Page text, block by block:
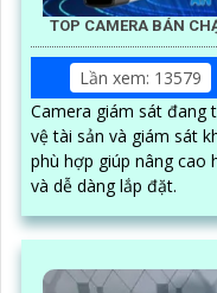
TOP CAMERA BÁN
Lần xem: 13579
Camera giám sát đang
vệ tài sản và giám sát không gian
phù hợp giúp nâng cao
và dễ dàng lắp đặt.